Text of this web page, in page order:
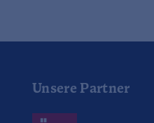
Unsere Partner